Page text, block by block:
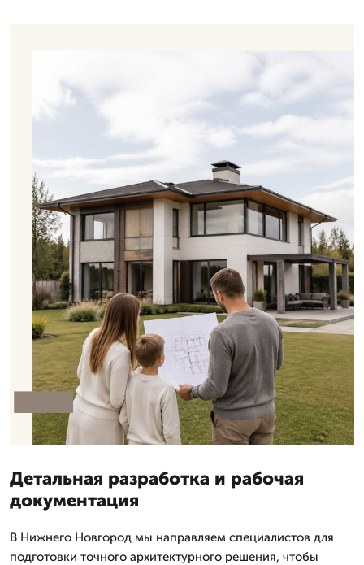
Детальная разработка и рабочая
документация
В Нижнего Новгород мы направляем специалистов для
подготовки точного архитектурного решения, чтобы